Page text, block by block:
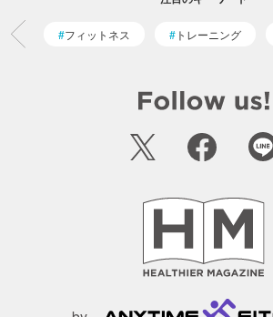
フィットネス トレーニング